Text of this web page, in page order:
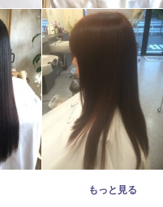
もっと見る